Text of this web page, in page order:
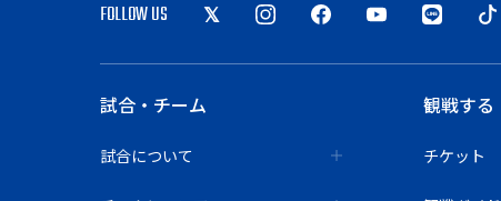
FOLLOW US
試合・チーム
試合について
観戦する
チケット